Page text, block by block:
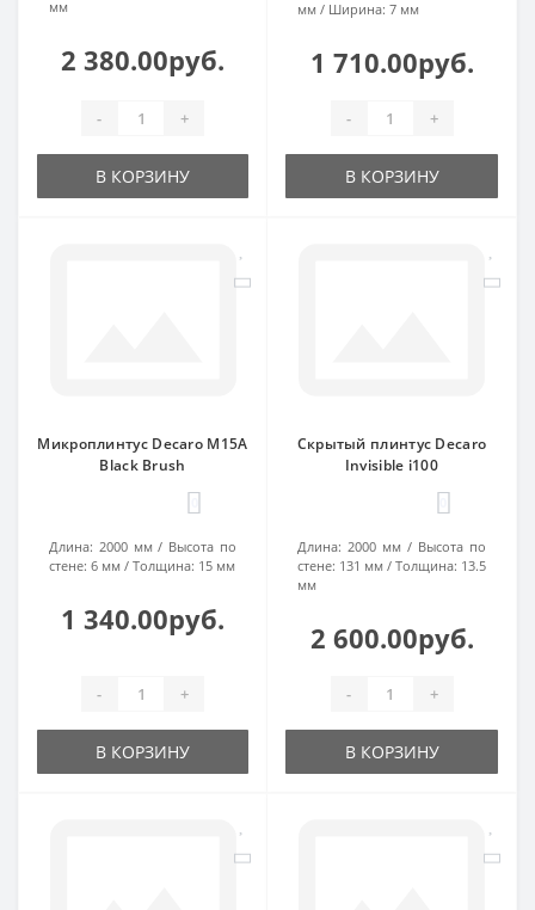
мм
2 380.00руб.
- +
В КОРЗИНУ
мм Ширина: 7 мм
1 710.00руб.
- +
В КОРЗИНУ
Микроплинтус Decaro M15A
Black Brush
Длина: 2000 мм
Высота по
стене: 6 мм Толщина: 15 мм
1 340.00руб.
- +
В КОРЗИНУ
Скрытый плинтус Decaro
Invisible i100
Длина: 2000 мм
Высота по
стене: 131 мм Толщина: 13.5
мм
2 600.00руб.
- +
В КОРЗИНУ